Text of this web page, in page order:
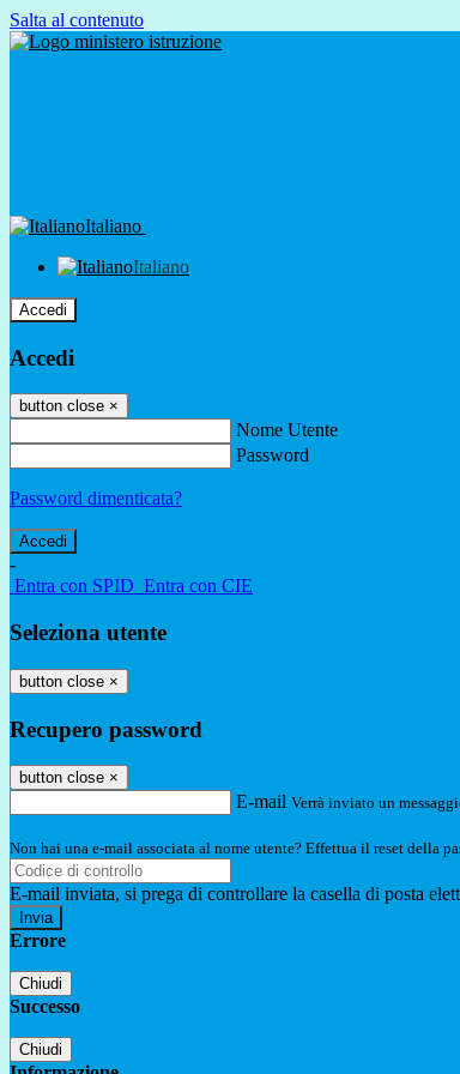
Salta al contenuto
Italiano
Italiano
Accedi
Accedi
button close ×
Nome Utente
Password
Password dimenticata?
-
Entra con SPID Entra con CIE
Seleziona utente
button close ×
Recupero password
button close ×
E-mail Verrà inviato un
Non hai una e-mail associata al nome utente? Effettua il reset della
E-mail inviata, si prega di controllare la casella di posta
Errore
Chiudi
Successo
Chiudi